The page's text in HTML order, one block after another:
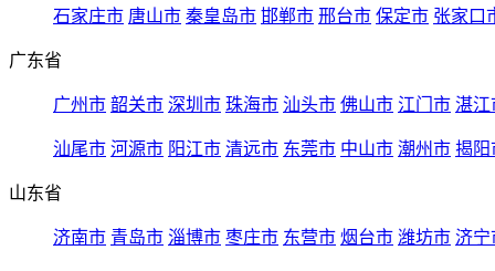
石家庄市 唐山市 秦皇岛市 邯郸市 邢台市 保定市 张家口
广东省
广州市 韶关市 深圳市 珠海市 汕头市 佛山市 江门市 湛江
汕尾市 河源市 阳江市 清远市 东莞市 中山市 潮州市 揭阳
山东省
济南市 青岛市 淄博市 枣庄市 东营市 烟台市 潍坊市 济宁